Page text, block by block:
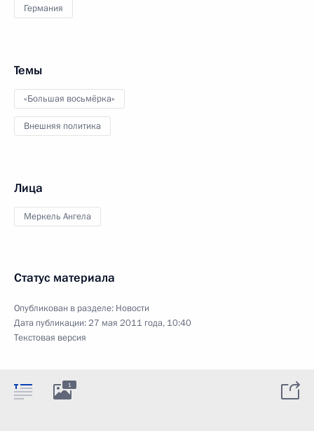
Германия
Темы
«Большая восьмёрка»
Внешняя политика
Лица
Меркель Ангела
Статус материала
Опубликован в разделе: Новости
Дата публикации:27 мая 2011 года, 10:40
Текстовая версия
1